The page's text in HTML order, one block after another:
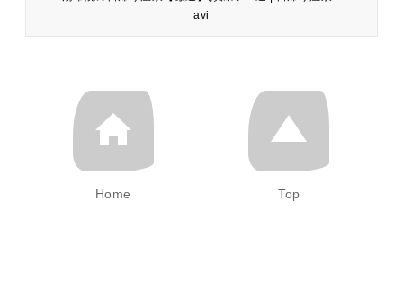
avi
Home Top